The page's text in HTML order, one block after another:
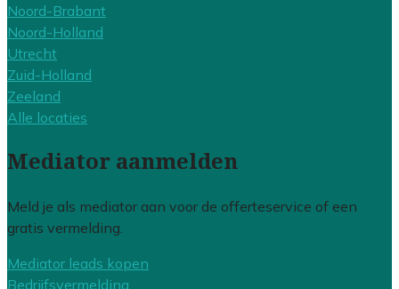
Noord-Brabant
Noord-Holland
Utrecht
Zuid-Holland
Zeeland
Alle locaties
Mediator aanmelden
Meld je als mediator aan voor de offerteservice of een
gratis vermelding.
Mediator leads kopen
Bedrijfsvermelding